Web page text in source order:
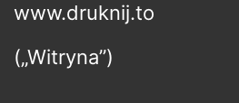
www.druknij.to
(„Witryna”)